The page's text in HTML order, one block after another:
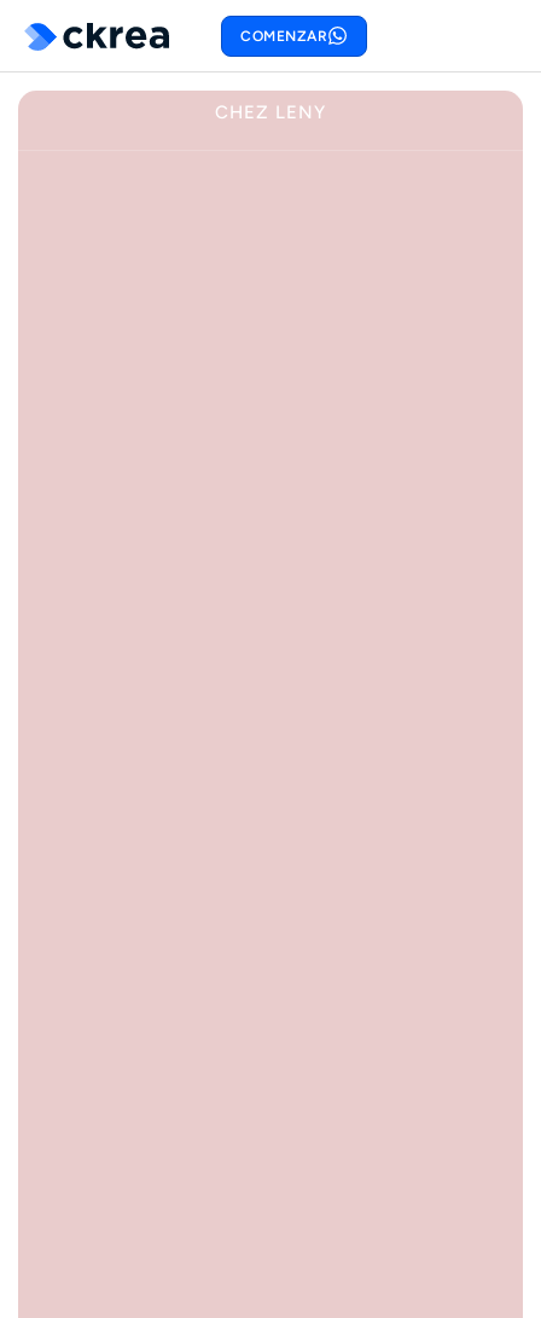
COMENZAR
CHEZ LENY